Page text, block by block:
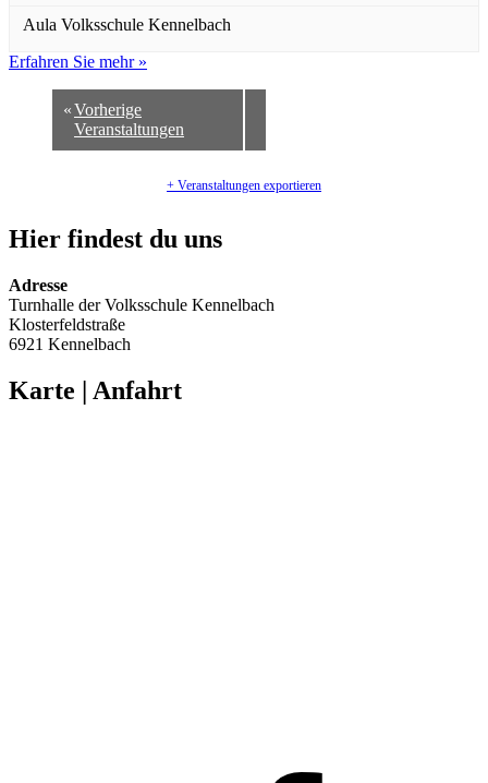
Aula Volksschule Kennelbach
Erfahren Sie mehr »
«Vorherige
Veranstaltungen
+ Veranstaltungen exportieren
Hier findest du uns
Adresse
Turnhalle der Volksschule Kennelbach
Klosterfeldstraße
6921 Kennelbach
Karte | Anfahrt